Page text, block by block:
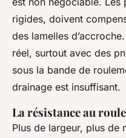
rigides, doivent
des lamelles
réel, surtout avec des
sous la bande de
drainage est insuffisant.
La résistance au
Plus de largeur, plus de